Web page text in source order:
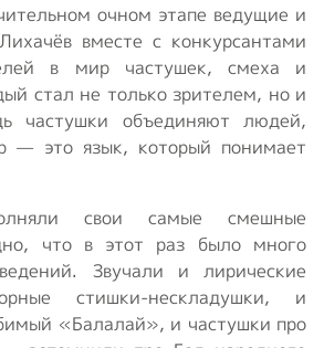
очном этапе ведущие и
вместе с конкурсантами
в мир частушек, смеха и
стал не только зрителем, но и
частушки объединяют людей,
— это язык, который понимает
свои самые смешные
что в этот раз было много
Звучали и лирические
стишки-нескладушки, и
«Балалай», и частушки про